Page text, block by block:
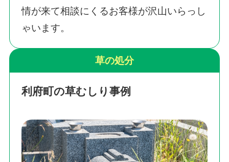
情が来て相談にくるお客様が沢山いらっし
ゃいます。
草の処分
利府町の草むしり事例